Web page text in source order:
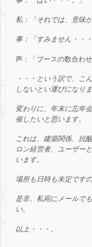
私：「それでは、意味
事：「すみません・・・
声：「ブースの数合わ
・・・という訳で、こ
しないとい運びになりま
変わりに、年末に忘年
催したいと思います。
これは、建築関係、抗
ロン経営者、ユーザー
います。
場所も日時も未定です
是非、私宛にメールで
い。
以上・・・。